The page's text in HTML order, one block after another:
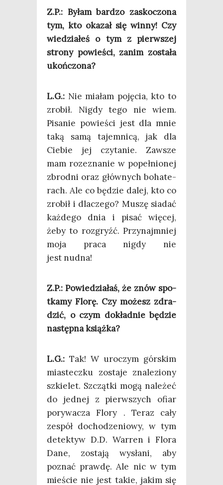
Z.P.: Byłam bar­dzo zasko­czo­na
tym, kto oka­zał się win­ny! Czy
wie­dzia­łeś o tym z pierw­szej
stro­ny powie­ści, zanim zosta­ła
ukończona?
L.G.: Nie mia­łam poję­cia, kto to
zro­bił. Nigdy tego nie wiem.
Pisa­nie powie­ści jest dla mnie
taką samą tajem­ni­cą, jak dla
Cie­bie jej czy­ta­nie. Zawsze
mam roze­zna­nie w popeł­nio­nej
zbrod­ni oraz głów­nych boha­te­
rach. Ale co będzie dalej, kto co
zro­bił i dla­cze­go? Muszę sia­dać
każ­de­go dnia i pisać wię­cej,
żeby to roz­gryźć. Przy­naj­mniej
moja pra­ca nigdy nie
jest nudna!
Z.P.: Powie­dzia­łaś, że znów spo­
tka­my Flo­rę. Czy możesz zdra­
dzić, o czym dokład­nie będzie
następ­na książka?
L.G.: Tak! W uro­czym gór­skim
mia­stecz­ku zosta­je zna­le­zio­ny
szkie­let. Szcząt­ki mogą nale­żeć
do jed­nej z pierw­szych ofiar
pory­wa­cza Flo­ry . Teraz cały
zespół docho­dze­nio­wy, w tym
detek­tyw D.D. War­ren i Flo­ra
Dane, zosta­ją wysła­ni, aby
poznać praw­dę. Ale nic w tym
mie­ście nie jest takie, jakim się